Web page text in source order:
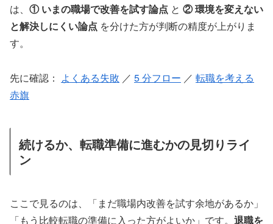
は、 ① いまの職場で改善を試す論点 と ② 環境を変えない
と解決しにくい論点 を分けた方が判断の精度が上がりま
す。
先に確認： よくある失敗 ／ 5 分フロー ／ 転職を考える
赤旗
続けるか、転職準備に進むかの見切りライ
ン
ここで見るのは、「まだ職場内改善を試す余地があるか」
「もう比較転職の準備に入った方がよいか」です。 退職を